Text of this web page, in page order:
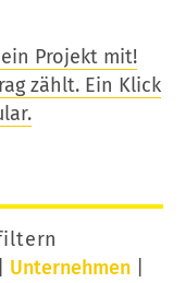
Projekt mit!
zählt. Ein Klick
Unternehmen|